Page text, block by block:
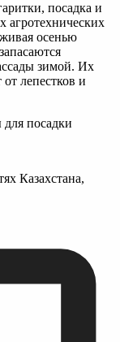
посадка и
агротехнических
осенью
зимой. Их
лепестков и
посадки
Казахстана,